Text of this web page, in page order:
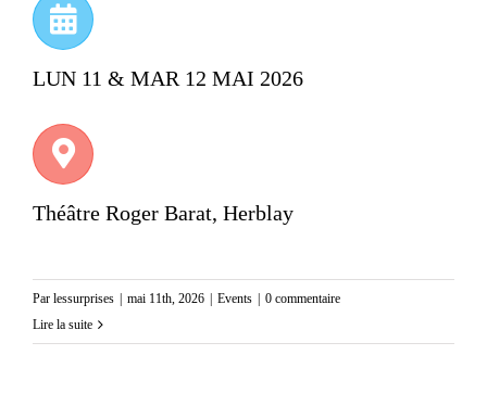
LUN 11 & MAR 12 MAI 2026
Théâtre Roger Barat, Herblay
Par lessurprises mai 11th, 2026 Events
0 commentaire
Lire la suite